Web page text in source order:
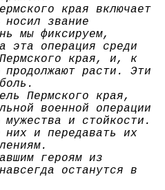
края включает
звание
мы фиксируем,
эта операция среди
края, и, к
расти. Эти
Пермского края,
военной операции
и стойкости.
и передавать их
героям из
останутся в